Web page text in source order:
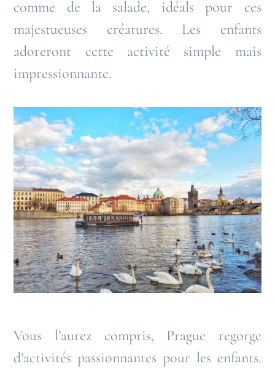
comme de la salade, idéals pour ces
majestueuses créatures. Les enfants
adoreront cette activité simple mais
impressionnante.
Vous l’aurez compris, Prague regorge
d’activités passionnantes pour les enfants.